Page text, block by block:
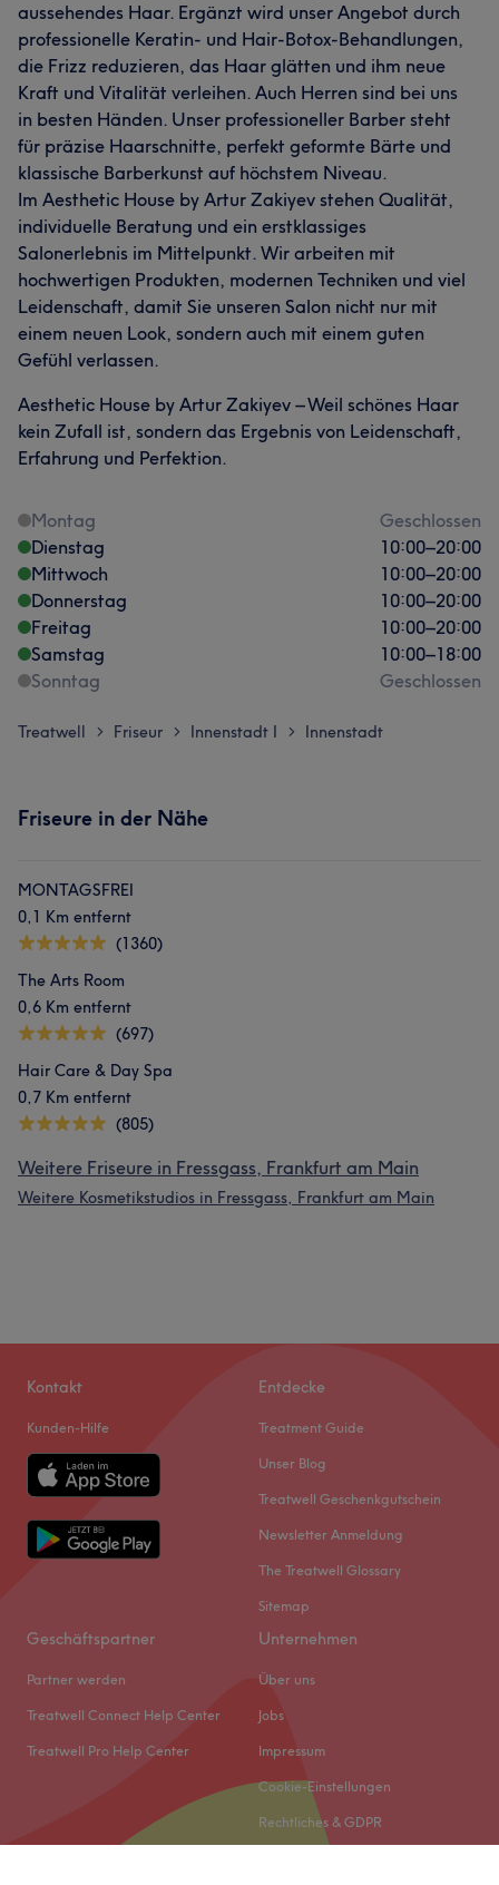
aussehendes Haar. Ergänzt wird unser Angebot durch
professionelle Keratin- und Hair-Botox-Behandlungen,
die Frizz reduzieren, das Haar glätten und ihm neue
Kraft und Vitalität verleihen. Auch Herren sind bei uns
in besten Händen. Unser professioneller Barber steht
für präzise Haarschnitte, perfekt geformte Bärte und
klassische Barberkunst auf höchstem Niveau.
Im Aesthetic House by Artur Zakiyev stehen Qualität,
individuelle Beratung und ein erstklassiges
Salonerlebnis im Mittelpunkt. Wir arbeiten mit
hochwertigen Produkten, modernen Techniken und viel
Leidenschaft, damit Sie unseren Salon nicht nur mit
einem neuen Look, sondern auch mit einem guten
Gefühl verlassen.
Aesthetic House by Artur Zakiyev – Weil schönes Haar
kein Zufall ist, sondern das Ergebnis von Leidenschaft,
Erfahrung und Perfektion.
Montag
Geschlossen
Dienstag
10:00–20:00
Mittwoch
10:00–20:00
Donnerstag
10:00–20:00
Freitag
10:00–20:00
Samstag
10:00–18:00
Sonntag
Geschlossen
Treatwell > Friseur > Innenstadt I > Innenstadt
Friseure in der Nähe
MONTAGSFREI
0,1 Km entfernt
(1360)
The Arts Room
0,6 Km entfernt
(697)
Hair Care & Day Spa
0,7 Km entfernt
(805)
Weitere Friseure in Fressgass, Frankfurt am Main
Weitere Kosmetikstudios in Fressgass, Frankfurt am Main
Kontakt
Kunden-Hilfe
Entdecke
Treatment Guide
Unser Blog
Treatwell Geschenkgutschein
Newsletter Anmeldung
The Treatwell Glossary
Sitemap
Geschäftspartner
Partner werden
Treatwell Connect Help Center
Treatwell Pro Help Center
Unternehmen
Über uns
Jobs
Impressum
Cookie-Einstellungen
Rechtliches & GDPR